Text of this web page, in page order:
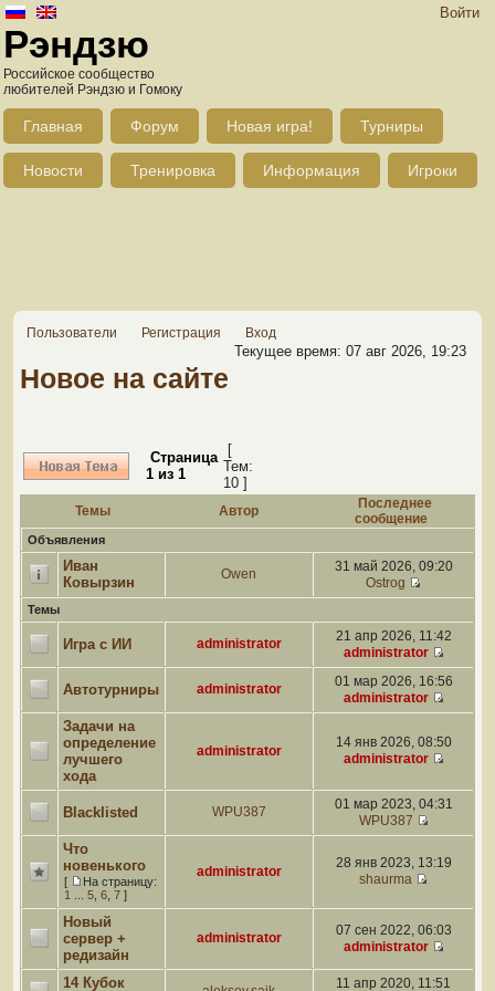
Войти
Рэндзю
Российское сообщество
любителей Рэндзю и Гомоку
Главная Форум Новая игра! Турниры
Новости Тренировка Информация Игроки
Пользователи Регистрация Вход
Текущее время: 07 авг 2026, 19:23
Новое на сайте
Страница
1 из 1
[
Тем:
10 ]
Темы Автор
Последнее
сообщение
Объявления
Иван
Ковырзин
Owen
31 май 2026, 09:20
Ostrog
Темы
Игра с ИИ administrator
21 апр 2026, 11:42
administrator
Автотурниры administrator
01 мар 2026, 16:56
administrator
Задачи на
определение
лучшего
хода
administrator
14 янв 2026, 08:50
administrator
Blacklisted WPU387
01 мар 2023, 04:31
WPU387
Что
новенького
[
На страницу:
1
5 6 7 ]
administrator
28 янв 2023, 13:19
shaurma
Новый
сервер +
редизайн
administrator
07 сен 2022, 06:03
administrator
14 Кубок
11 апр 2020, 11:51